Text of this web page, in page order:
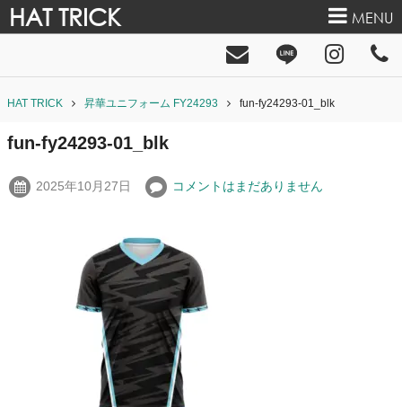
HAT TRICK MENU
HAT TRICK 昇華ユニフォーム FY24293 fun-fy24293-01_blk
fun-fy24293-01_blk
2025年10月27日 コメントはまだありません